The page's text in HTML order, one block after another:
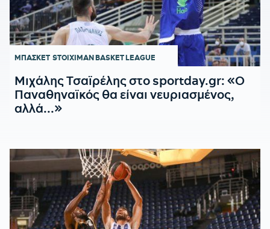
ΜΠΑΣΚΕΤ STOIXIMAN BASKET LEAGUE
Μιχάλης Τσαϊρέλης στο sportday.gr: «O
Παναθηναϊκός θα είναι νευριασμένος,
αλλά...»